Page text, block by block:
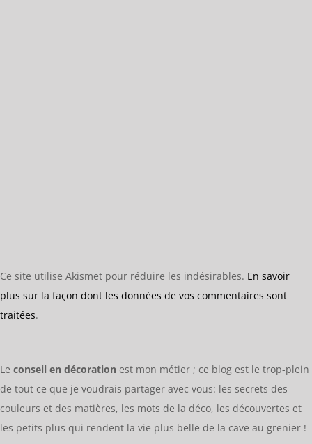
Ce site utilise Akismet pour réduire les indésirables. En savoir
plus sur la façon dont les données de vos commentaires sont
traitées.
Le conseil en décoration est mon métier ; ce blog est le trop-plein
de tout ce que je voudrais partager avec vous: les secrets des
couleurs et des matières, les mots de la déco, les découvertes et
les petits plus qui rendent la vie plus belle de la cave au grenier !